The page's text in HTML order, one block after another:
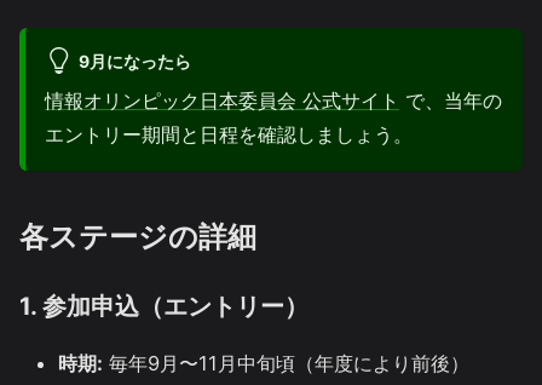
9月になったら
情報オリンピック日本委員会 公式サイト で、当年の
エントリー期間と日程を確認しましょう。
各ステージの詳細
1. 参加申込（エントリー）
時期: 毎年9月〜11月中旬頃（年度により前後）